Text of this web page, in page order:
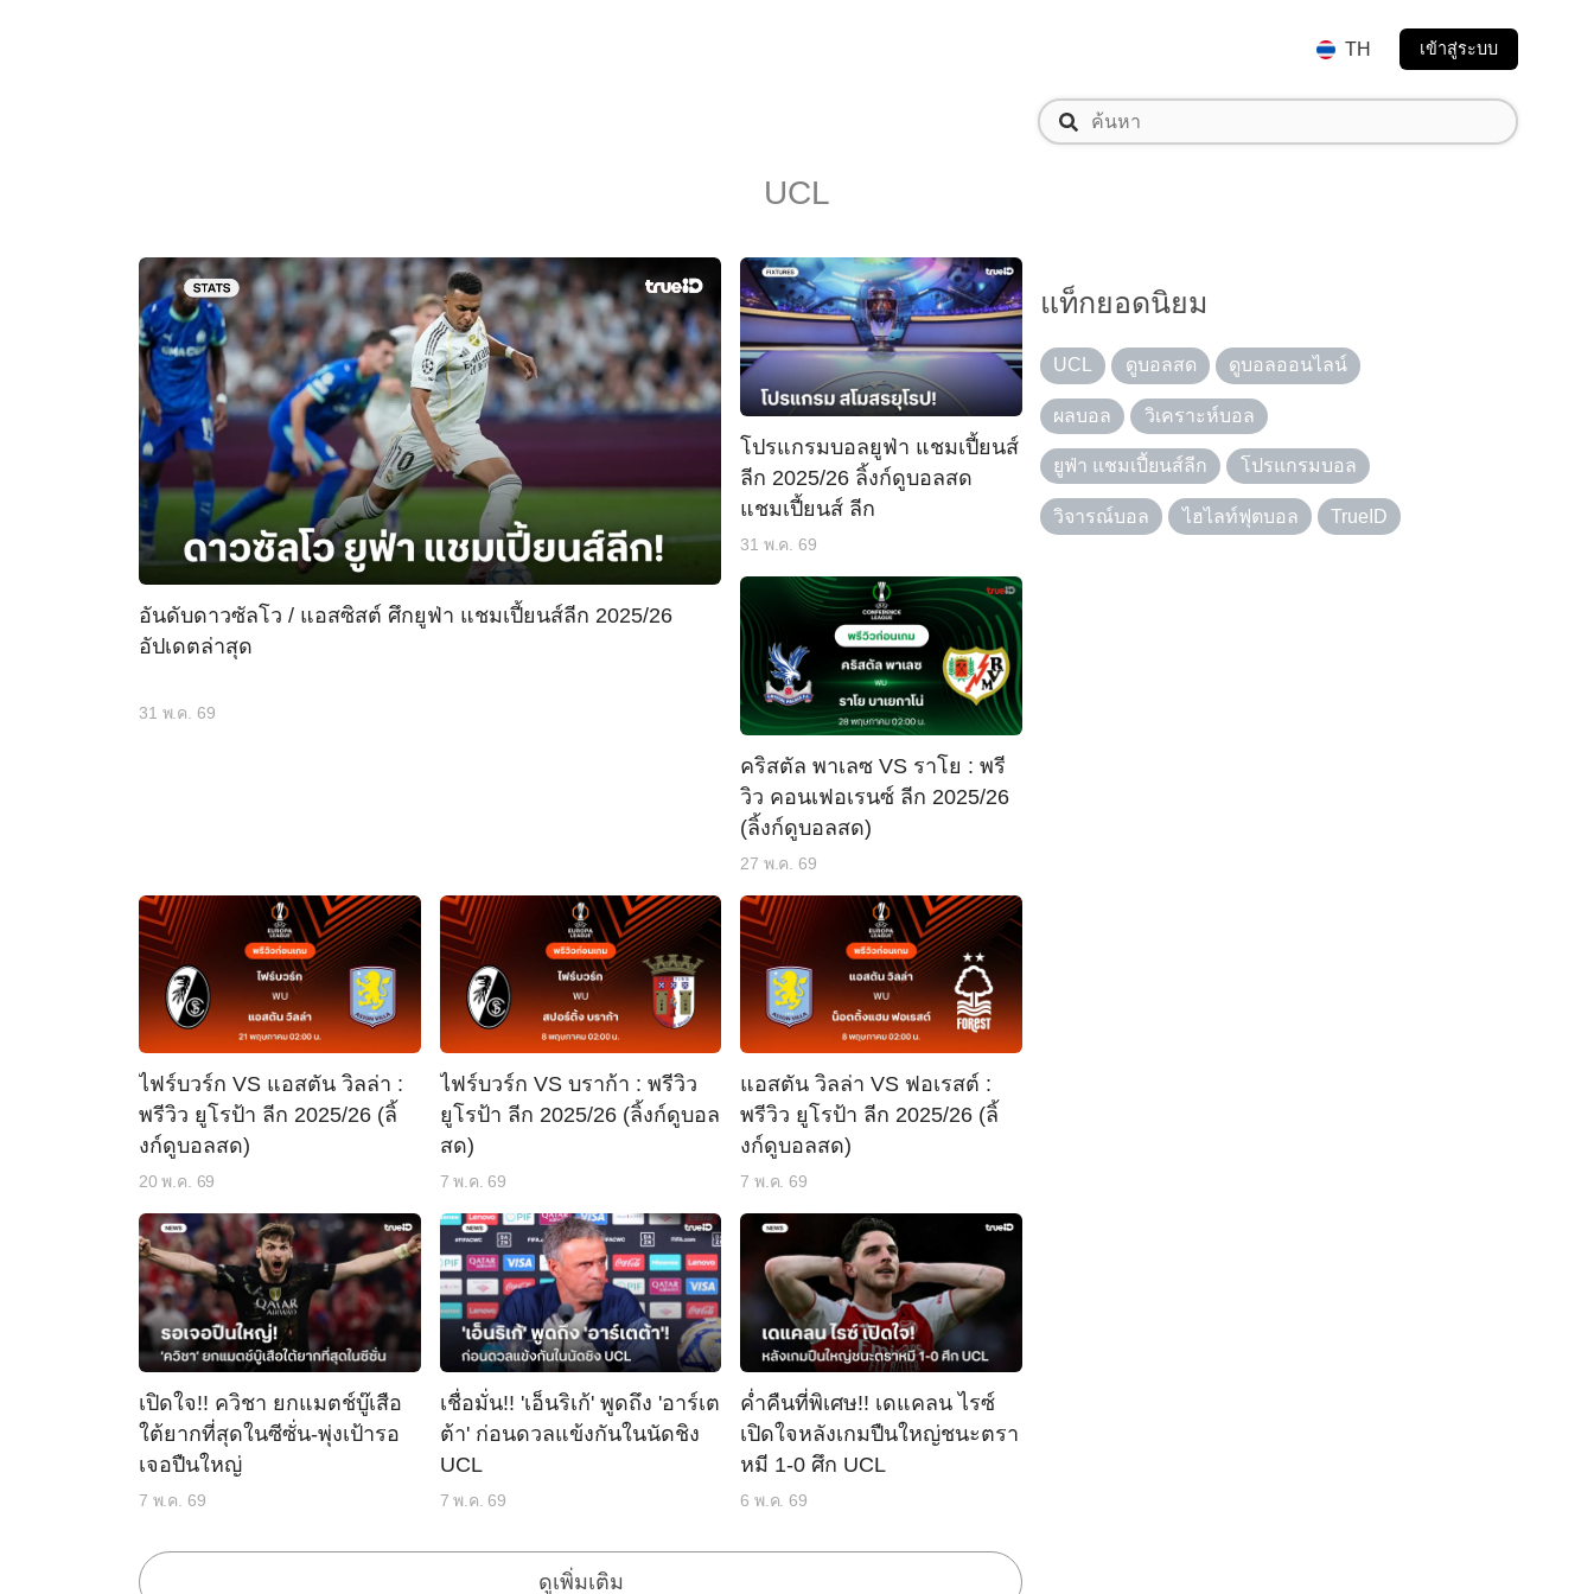
TH เข้าสู่ระบบ
UCL
อันดับดาวซัลโว / แอสซิสต์ ศึกยูฟ่า แชมเปี้ยนส์ลีก 2025/26
อัปเดตล่าสุด
31 พ.ค. 69
โปรแกรมบอลยูฟ่า แชมเปี้ยนส์
ลีก 2025/26 ลิ้งก์ดูบอลสด
แชมเปี้ยนส์ ลีก
31 พ.ค. 69
คริสตัล พาเลซ VS ราโย : พรี
วิว คอนเฟอเรนซ์ ลีก 2025/26
(ลิ้งก์ดูบอลสด)
27 พ.ค. 69
ไฟร์บวร์ก VS แอสตัน วิลล่า :
พรีวิว ยูโรป้า ลีก 2025/26 (ลิ้
งก์ดูบอลสด)
20 พ.ค. 69
ไฟร์บวร์ก VS บราก้า : พรีวิว
ยูโรป้า ลีก 2025/26 (ลิ้งก์ดูบอล
สด)
7 พ.ค. 69
แอสตัน วิลล่า VS ฟอเรสต์ :
พรีวิว ยูโรป้า ลีก 2025/26 (ลิ้
งก์ดูบอลสด)
7 พ.ค. 69
เปิดใจ!! ควิชา ยกแมตช์บู๊เสือ
ใต้ยากที่สุดในซีซั่น-พุ่งเป้ารอ
เจอปืนใหญ่
7 พ.ค. 69
เชื่อมั่น!! 'เอ็นริเก้' พูดถึง 'อาร์เต
ต้า' ก่อนดวลแข้งกันในนัดชิง
UCL
7 พ.ค. 69
ค่ำคืนที่พิเศษ!! เดแคลน ไรซ์
เปิดใจหลังเกมปืนใหญ่ชนะตรา
หมี 1-0 ศึก UCL
6 พ.ค. 69
ดูเพิ่มเติม
แท็กยอดนิยม
UCL ดูบอลสด ดูบอลออนไลน์
ผลบอล วิเคราะห์บอล
ยูฟ่า แชมเปี้ยนส์ลีก โปรแกรมบอล
วิจารณ์บอล ไฮไลท์ฟุตบอล TrueID